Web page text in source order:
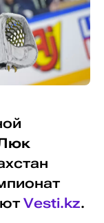
Vesti.kz.